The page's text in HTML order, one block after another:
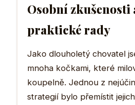
Osobní zkušenosti
praktické rady
Jako dlouholetý chovatel
mnoha kočkami, které
koupelně. Jednou z
strategií bylo přemístit